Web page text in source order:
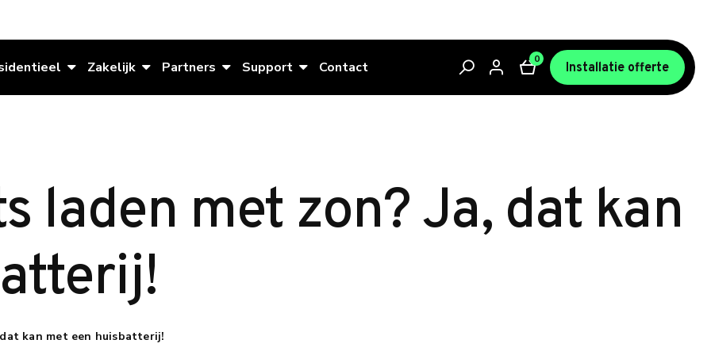
Zakelijk Partners Support Contact 0
Installatie offerte
laden met zon? Ja, dat kan
dat kan met een huisbatterij!